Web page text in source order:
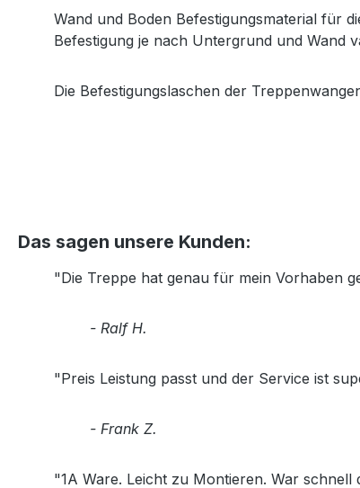
Wand und Boden Befestigungsmaterial für
Befestigung je nach Untergrund und Wand
Die Befestigungslaschen der
Das sagen unsere Kunden:
"Die Treppe hat genau für mein Vorhaben
- Ralf H.
"Preis Leistung passt und der Service ist
- Frank Z.
"1A Ware. Leicht zu Montieren. War schnell